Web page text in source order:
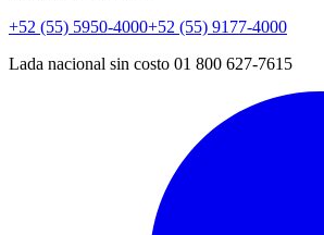
+52 (55) 5950-4000+52 (55) 9177-4000
Lada nacional sin costo 01 800 627-7615